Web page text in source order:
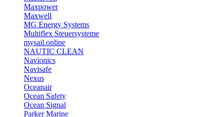
Maxpower
Maxwell
MG Energy Systems
Multiflex Steuersysteme
mysail.online
NAUTIC CLEAN
Navionics
Navisafe
Nexus
Oceanair
Ocean Safety
Ocean Signal
Parker Marine